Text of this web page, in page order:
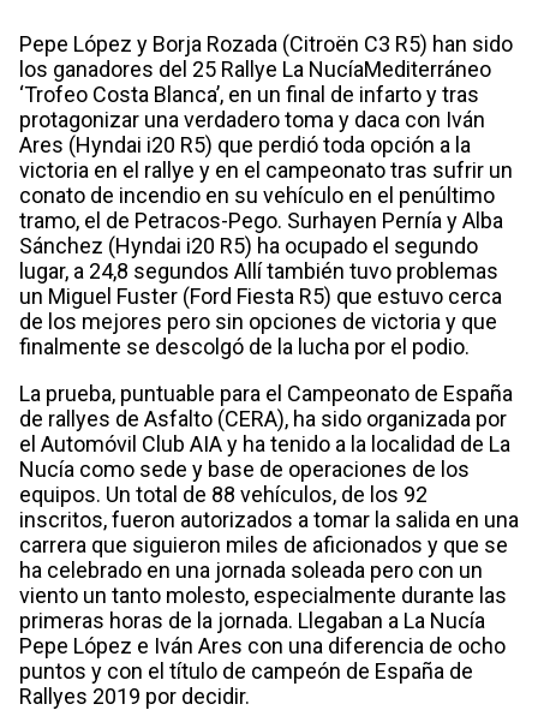
Pepe López y Borja Rozada (Citroën C3 R5) han sido
los ganadores del 25 Rallye La NucíaMediterráneo
‘Trofeo Costa Blanca’, en un final de infarto y tras
protagonizar una verdadero toma y daca con Iván
Ares (Hyndai i20 R5) que perdió toda opción a la
victoria en el rallye y en el campeonato tras sufrir un
conato de incendio en su vehículo en el penúltimo
tramo, el de Petracos-Pego. Surhayen Pernía y Alba
Sánchez (Hyndai i20 R5) ha ocupado el segundo
lugar, a 24,8 segundos Allí también tuvo problemas
un Miguel Fuster (Ford Fiesta R5) que estuvo cerca
de los mejores pero sin opciones de victoria y que
finalmente se descolgó de la lucha por el podio.
La prueba, puntuable para el Campeonato de España
de rallyes de Asfalto (CERA), ha sido organizada por
el Automóvil Club AIA y ha tenido a la localidad de La
Nucía como sede y base de operaciones de los
equipos. Un total de 88 vehículos, de los 92
inscritos, fueron autorizados a tomar la salida en una
carrera que siguieron miles de aficionados y que se
ha celebrado en una jornada soleada pero con un
viento un tanto molesto, especialmente durante las
primeras horas de la jornada. Llegaban a La Nucía
Pepe López e Iván Ares con una diferencia de ocho
puntos y con el título de campeón de España de
Rallyes 2019 por decidir.